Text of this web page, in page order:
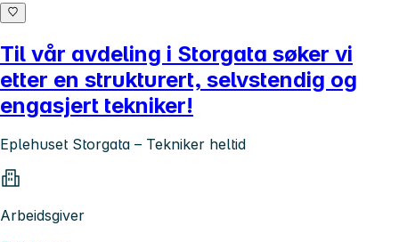
Til vår avdeling i Storgata søker vi
etter en strukturert, selvstendig og
engasjert tekniker!
Eplehuset Storgata – Tekniker heltid
Arbeidsgiver